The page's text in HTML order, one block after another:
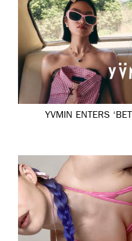
YVMIN ENTERS